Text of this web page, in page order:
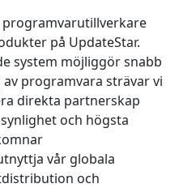
på UpdateStar.
system möjliggör snabb
programvara strävar vi
direkta partnerskap
och högsta
vår globala
och